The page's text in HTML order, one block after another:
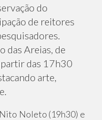
do
de reitores
das Areias, de
partir das 17h30
arte,
Noleto (19h30) e